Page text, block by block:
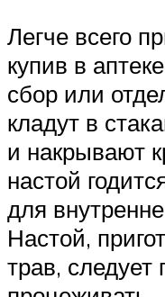
Легче всего
купив в
сбор или
кладут в
и накрывают
настой
для
Настой,
трав, следует